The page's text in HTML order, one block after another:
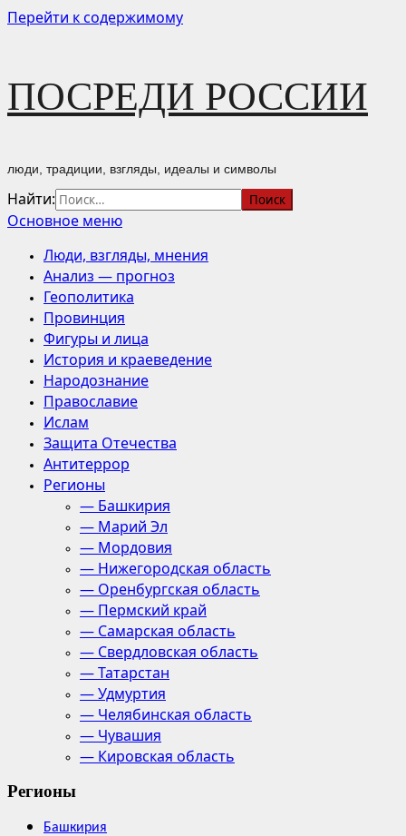
Перейти к содержимому
ПОСРЕДИ РОССИИ
люди, традиции, взгляды, идеалы и символы
Найти:
Основное меню
Люди, взгляды, мнения
Анализ — прогноз
Геополитика
Провинция
Фигуры и лица
История и краеведение
Народознание
Православие
Ислам
Защита Отечества
Антитеррор
Регионы
— Башкирия
— Марий Эл
— Мордовия
— Нижегородская область
— Оренбургская область
— Пермский край
— Самарская область
— Свердловская область
— Татарстан
— Удмуртия
— Челябинская область
— Чувашия
— Кировская область
Регионы
Башкирия